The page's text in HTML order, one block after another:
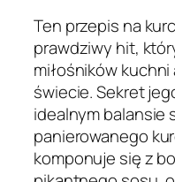
Ten przepis na
prawdziwy hit,
miłośników
świecie. Sekret
idealnym balansie
panierowanego
komponuje się z